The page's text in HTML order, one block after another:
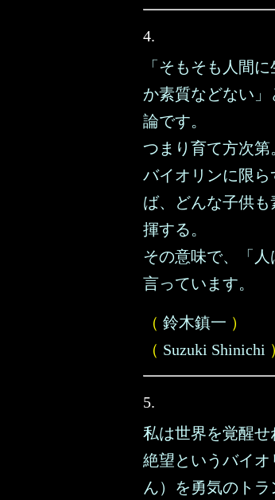
4.
「そもそも人間
か素質などない
論です。
つまり育て方次第
バイオリンに限
ば、どんな子供
揮する。
その意味で、「
言っています。
（ 鈴木鎮一 ）
（ Suzuki Shinichi
5.
私は世界を覚醒せ
絶望というバイ
ん）を勇気のト